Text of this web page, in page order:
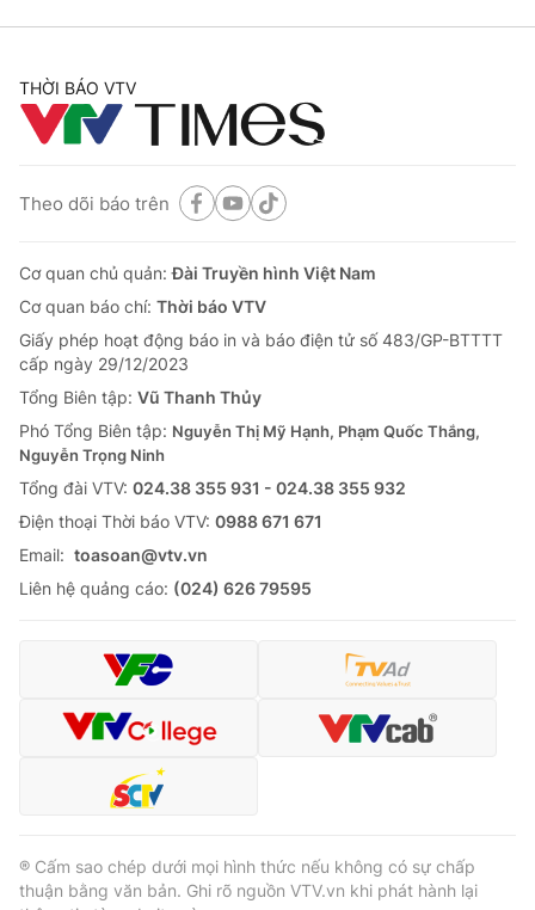
Góc doanh nghiệp
Truyền hình
Phim VTV
Hậu trường
Giải sao mai
Giải trí
Điện ảnh
Âm nhạc
Du lịch
Làm đẹp
Chất lượng cuộc sống
Tuyển sinh
Học trực tuyến
Công nghệ
Hitech Công nghệ tương lai
Sản phẩm
Thị trường
Tư vấn
Giao lưu trực tuyến
Lịch phát sóng
Chuyên mục khác
Emagazine Podcast
Video Shorts video
VTV Money
VTV Sức khoẻ Bất động sản
THỜI BÁO VTV
Theo dõi báo trên
Cơ quan chủ quản:Đài Truyền hình Việt Nam
Cơ quan báo chí: Thời báo VTV
Giấy phép hoạt động báo in và báo điện tử số 483/GP-BTTTT
cấp ngày 29/12/2023
Tổng Biên tập: Vũ Thanh Thủy
Phó Tổng Biên tập: Nguyễn Thị Mỹ Hạnh, Phạm Quốc Thắng,
Nguyễn Trọng Ninh
Tổng đài VTV: 024.38 355 931 - 024.38 355 932
Ðiện thoại Thời báo VTV: 0988 671 671
Email: toasoan@vtv.vn
Liên hệ quảng cáo: (024) 626 79595
® Cấm sao chép dưới mọi hình thức nếu không có sự chấp
thuận bằng văn bản. Ghi rõ nguồn VTV.vn khi phát hành lại